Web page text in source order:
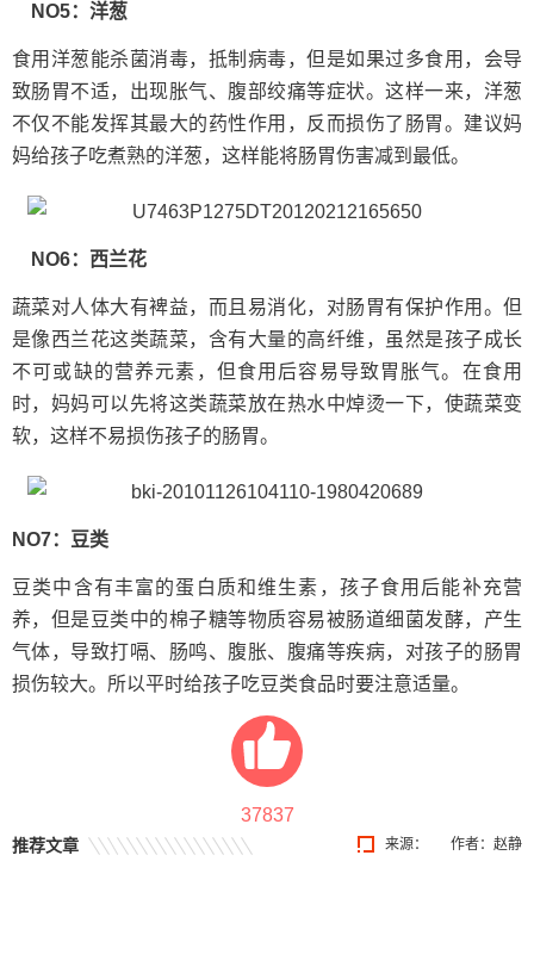
NO5：洋葱
食用洋葱能杀菌消毒，抵制病毒，但是如果过多食用，会导
致肠胃不适，出现胀气、腹部绞痛等症状。这样一来，洋葱
不仅不能发挥其最大的药性作用，反而损伤了肠胃。建议妈
妈给孩子吃煮熟的洋葱，这样能将肠胃伤害减到最低。
NO6：西兰花
蔬菜对人体大有裨益，而且易消化，对肠胃有保护作用。但
是像西兰花这类蔬菜，含有大量的高纤维，虽然是孩子成长
不可或缺的营养元素，但食用后容易导致胃胀气。在食用
时，妈妈可以先将这类蔬菜放在热水中焯烫一下，使蔬菜变
软，这样不易损伤孩子的肠胃。
NO7：豆类
豆类中含有丰富的蛋白质和维生素，孩子食用后能补充营
养，但是豆类中的棉子糖等物质容易被肠道细菌发酵，产生
气体，导致打嗝、肠鸣、腹胀、腹痛等疾病，对孩子的肠胃
损伤较大。所以平时给孩子吃豆类食品时要注意适量。
37837
来源： 作者：赵静
推荐文章